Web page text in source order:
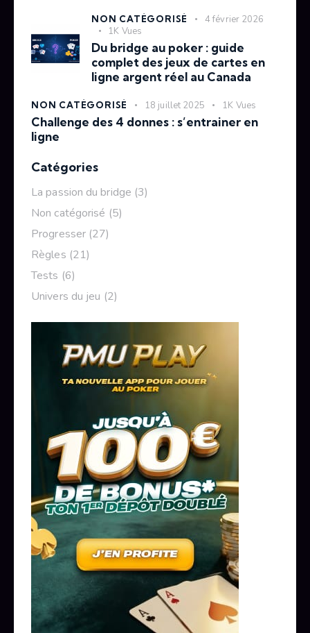
NON CATÉGORISÉ
4 février 2026
1K Vues
Du bridge au poker : guide
complet des jeux de cartes en
ligne argent réel au Canada
NON CATÉGORISÉ 18 juillet 2025 1K Vues
Challenge des 4 donnes : s’entrainer en
ligne
Catégories
La passion du bridge (3)
Non catégorisé (5)
Progresser (27)
Règles (21)
Tests (6)
Univers du jeu (2)